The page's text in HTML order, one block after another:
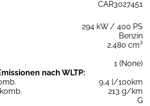
CAR3027451
294 kW / 400 PS
Benzin
2.480 cm³
1 (None)
nach WLTP:
9,4 l/100km
213 g/km
G